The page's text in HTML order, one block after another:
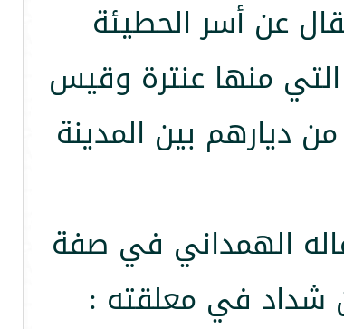
عن أسر الحطيئة
منها عنترة وقيس
ديارهم بين المدينة
الهمداني في صفة
شداد في معلقته :